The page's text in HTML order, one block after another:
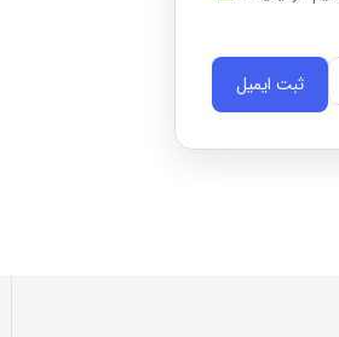
ثبت ایمیل